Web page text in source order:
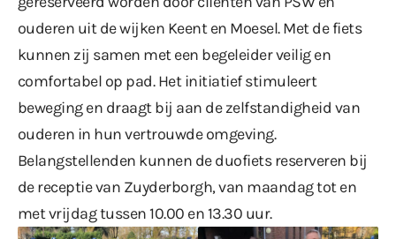
ouderen uit de wijken Keent en Moesel. Met de fiets
kunnen zij samen met een begeleider veilig en
comfortabel op pad. Het initiatief stimuleert
beweging en draagt bij aan de zelfstandigheid van
ouderen in hun vertrouwde omgeving.
Belangstellenden kunnen de duofiets reserveren bij
de receptie van Zuyderborgh, van maandag tot en
met vrijdag tussen 10.00 en 13.30 uur.